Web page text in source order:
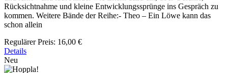
Rücksichtnahme und kleine Entwicklungssprünge ins Gespräch zu
kommen. Weitere Bände der Reihe:- Theo – Ein Löwe kann das
schon allein
Regulärer Preis: 16,00 €
Details
Neu